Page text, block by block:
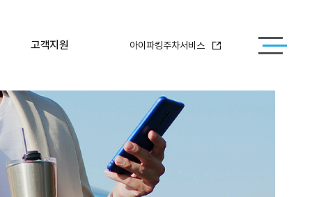
아이파킹주차서비스
고객지원